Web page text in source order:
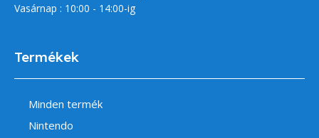
Vasárnap : 10:00 - 14:00-ig
Termékek
Minden termék
Nintendo